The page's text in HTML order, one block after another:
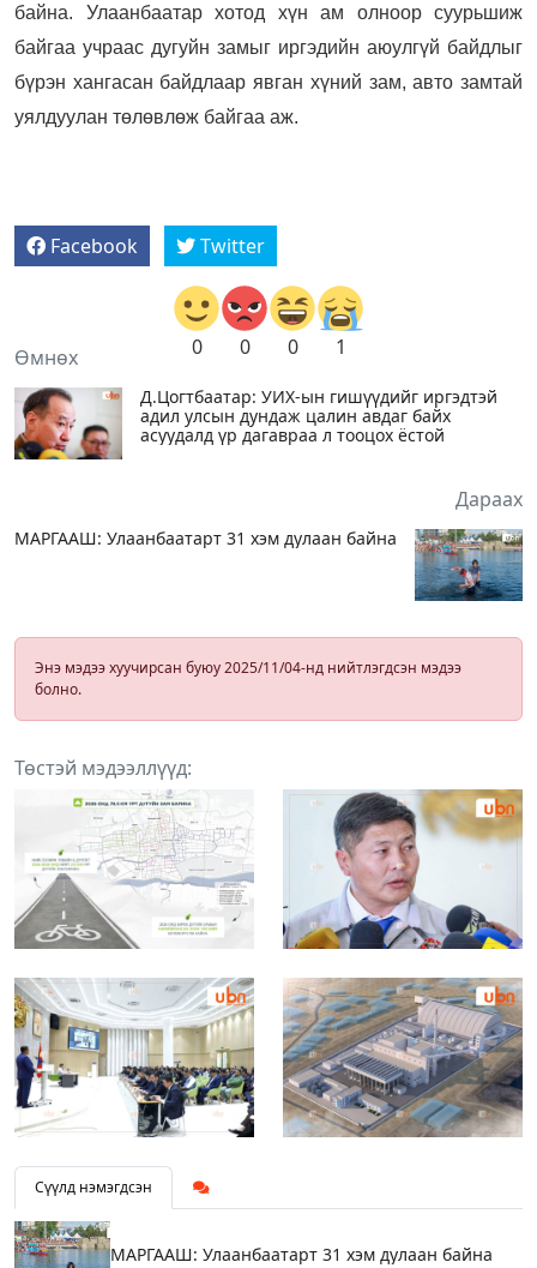
байна. Улаанбаатар хотод хүн ам олноор суурьшиж
байгаа учраас дугуйн замыг иргэдийн аюулгүй байдлыг
бүрэн хангасан байдлаар явган хүний зам, авто замтай
уялдуулан төлөвлөж байгаа аж.
Facebook Twitter
0 0 0 1
Өмнөх
Д.Цогтбаатар: УИХ-ын гишүүдийг иргэдтэй
адил улсын дундаж цалин авдаг байх
асуудалд үр дагавраа л тооцох ёстой
Дараах
МАРГААШ: Улаанбаатарт 31 хэм дулаан байна
Энэ мэдээ хуучирсан буюу 2025/11/04-нд нийтлэгдсэн мэдээ
болно.
Төстэй мэдээллүүд:
Сүүлд нэмэгдсэн
МАРГААШ: Улаанбаатарт 31 хэм дулаан байна